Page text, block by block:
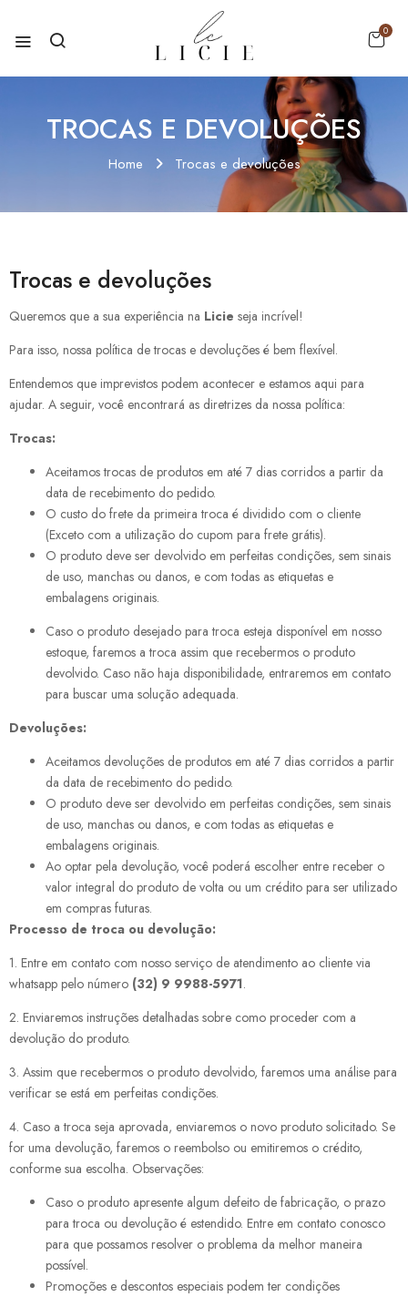
0
TROCAS E DEVOLUÇÕES
Home Trocas e devoluções
Trocas e devoluções
Queremos que a sua experiência na Licie seja incrível!
Para isso, nossa política de trocas e devoluções é bem flexível.
Entendemos que imprevistos podem acontecer e estamos aqui para
ajudar. A seguir, você encontrará as diretrizes da nossa política:
Trocas:
Aceitamos trocas de produtos em até 7 dias corridos a partir da
data de recebimento do pedido.
O custo do frete da primeira troca é dividido com o cliente
(Exceto com a utilização do cupom para frete grátis).
O produto deve ser devolvido em perfeitas condições, sem sinais
de uso, manchas ou danos, e com todas as etiquetas e
embalagens originais.
Caso o produto desejado para troca esteja disponível em nosso
estoque, faremos a troca assim que recebermos o produto
devolvido. Caso não haja disponibilidade, entraremos em contato
para buscar uma solução adequada.
Devoluções:
Aceitamos devoluções de produtos em até 7 dias corridos a partir
da data de recebimento do pedido.
O produto deve ser devolvido em perfeitas condições, sem sinais
de uso, manchas ou danos, e com todas as etiquetas e
embalagens originais.
Ao optar pela devolução, você poderá escolher entre receber o
valor integral do produto de volta ou um crédito para ser utilizado
em compras futuras.
Processo de troca ou devolução:
1. Entre em contato com nosso serviço de atendimento ao cliente via
whatsapp pelo número (32) 9 9988-5971.
2. Enviaremos instruções detalhadas sobre como proceder com a
devolução do produto.
3. Assim que recebermos o produto devolvido, faremos uma análise para
verificar se está em perfeitas condições.
4. Caso a troca seja aprovada, enviaremos o novo produto solicitado. Se
for uma devolução, faremos o reembolso ou emitiremos o crédito,
conforme sua escolha. Observações:
Caso o produto apresente algum defeito de fabricação, o prazo
para troca ou devolução é estendido. Entre em contato conosco
para que possamos resolver o problema da melhor maneira
possível.
Promoções e descontos especiais podem ter condições